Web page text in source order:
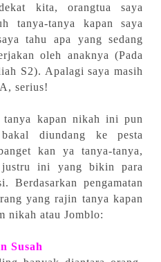
kita, orangtua saya
tanya-tanya kapan saya
tahu apa yang sedang
oleh anaknya (Pada
S2). Apalagi saya masih
serius!
tanya kapan nikah ini pun
diundang ke pesta
kan ya tanya-tanya,
ini yang bikin para
Berdasarkan pengamatan
yang rajin tanya kapan
nikah atau Jomblo:
Susah